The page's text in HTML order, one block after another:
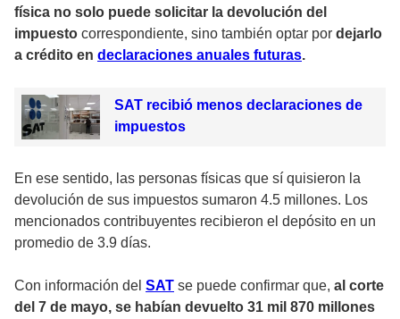
física no solo puede solicitar la devolución del
impuesto correspondiente, sino también optar por dejarlo
a crédito en declaraciones anuales futuras.
SAT recibió menos declaraciones de
impuestos
En ese sentido, las personas físicas que sí quisieron la
devolución de sus impuestos sumaron 4.5 millones. Los
mencionados contribuyentes recibieron el depósito en un
promedio de 3.9 días.
Con información del SAT se puede confirmar que, al corte
del 7 de mayo, se habían devuelto 31 mil 870 millones